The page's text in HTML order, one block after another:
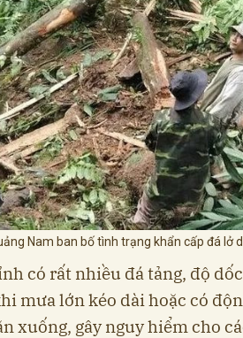
Nam ban bố tình trạng khẩn cấp đá lở
có rất nhiều đá tảng, độ
mưa lớn kéo dài hoặc có
xuống, gây nguy hiểm cho